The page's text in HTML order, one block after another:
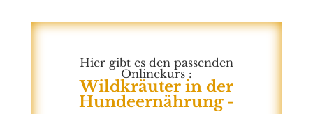
Hier gibt es den passenden
Onlinekurs :
Wildkräuter in der
Hundeernährung-